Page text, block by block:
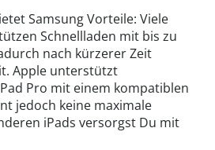
Samsung Vorteile: Viele
Schnellladen mit bis zu
nach kürzerer Zeit
Apple unterstützt
Pro mit einem kompatiblen
jedoch keine maximale
iPads versorgst Du mit